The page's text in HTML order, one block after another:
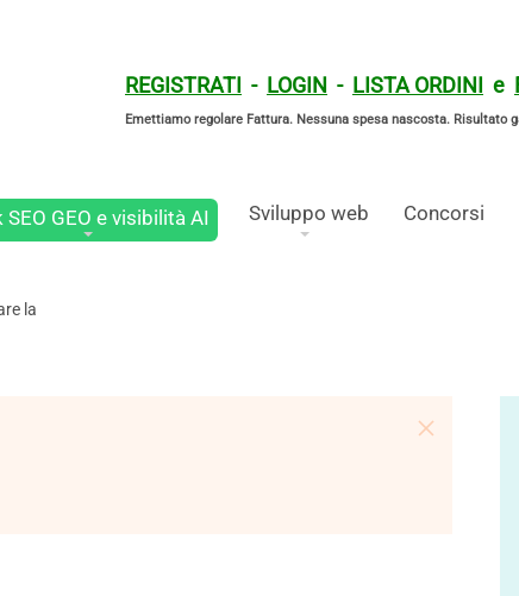
REGISTRATI - LOGIN - LISTA ORDINI e
Emettiamo regolare Fattura. Nessuna spesa nascosta. Risultato
SEO GEO e visibilità AI Sviluppo web Concorsi
la